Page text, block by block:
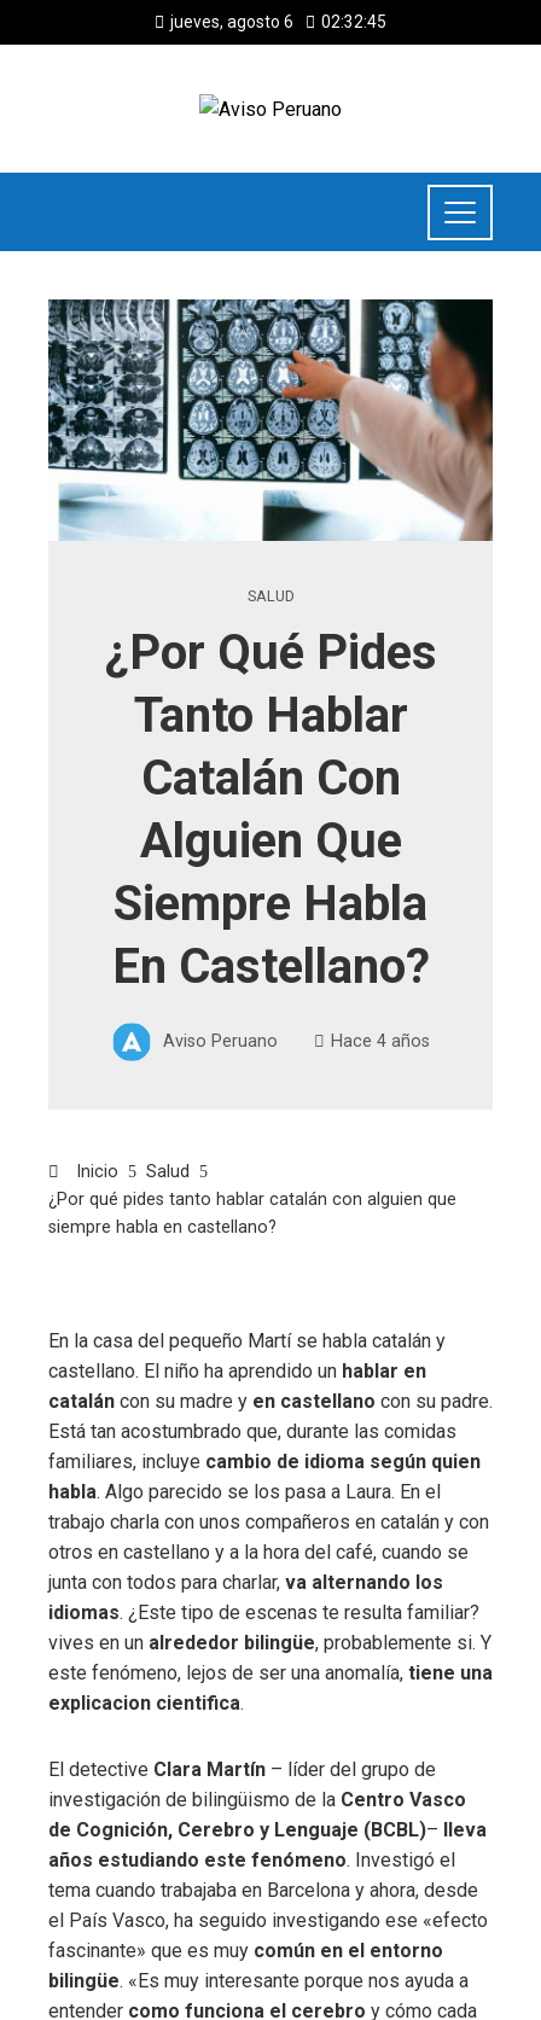
jueves, agosto 6 02:32:45
SALUD
¿Por Qué Pides
Tanto Hablar
Catalán Con
Alguien Que
Siempre Habla
En Castellano?
Aviso Peruano Hace 4 años
Inicio
Salud
¿Por qué pides tanto hablar catalán con alguien que
siempre habla en castellano?
En la casa del pequeño Martí se habla catalán y
castellano. El niño ha aprendido un hablar en
catalán con su madre y en castellano con su padre.
Está tan acostumbrado que, durante las comidas
familiares, incluye cambio de idioma según quien
habla. Algo parecido se los pasa a Laura. En el
trabajo charla con unos compañeros en catalán y con
otros en castellano y a la hora del café, cuando se
junta con todos para charlar, va alternando los
idiomas. ¿Este tipo de escenas te resulta familiar?
vives en un alrededor bilingüe, probablemente si. Y
este fenómeno, lejos de ser una anomalía, tiene una
explicacion cientifica.
El detective Clara Martín – líder del grupo de
investigación de bilingüismo de la Centro Vasco
de Cognición, Cerebro y Lenguaje (BCBL)–
lleva
años estudiando este fenómeno. Investigó el
tema cuando trabajaba en Barcelona y ahora, desde
el País Vasco, ha seguido investigando ese «efecto
fascinante» que es muy común en el entorno
bilingüe. «Es muy interesante porque nos ayuda a
entender como funciona el cerebro y cómo cada